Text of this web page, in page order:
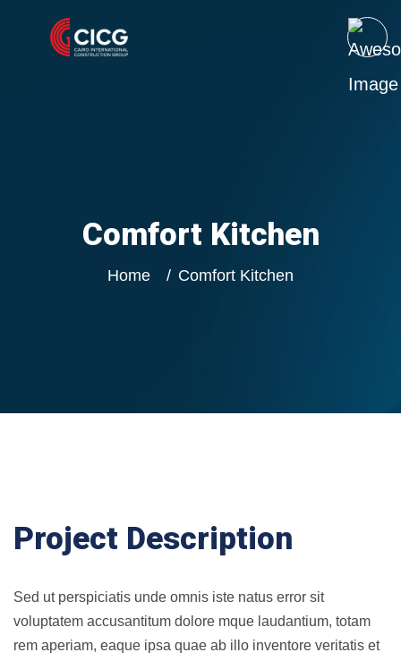
Comfort Kitchen
Home Comfort Kitchen
Project Description
Sed ut perspiciatis unde omnis iste natus error sit
voluptatem accusantitum dolore mque laudantium, totam
rem aperiam, eaque ipsa quae ab illo inventore veritatis et